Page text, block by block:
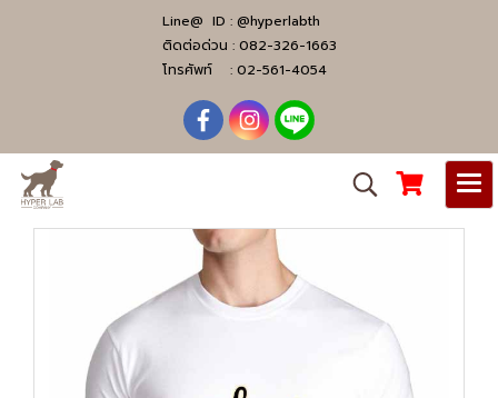
Line@ ID : @hyperlabth
ติดต่อด่วน : 082-326-1663
โทรศัพท์ : 02-561-4054